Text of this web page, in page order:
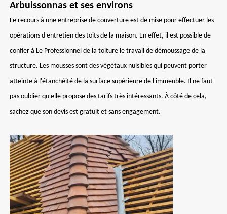
Arbuissonnas et ses environs
Le recours à une entreprise de couverture est de mise pour effectuer les
opérations d'entretien des toits de la maison. En effet, il est possible de
confier à Le Professionnel de la toiture le travail de démoussage de la
structure. Les mousses sont des végétaux nuisibles qui peuvent porter
atteinte à l'étanchéité de la surface supérieure de l'immeuble. Il ne faut
pas oublier qu'elle propose des tarifs très intéressants. À côté de cela,
sachez que son devis est gratuit et sans engagement.